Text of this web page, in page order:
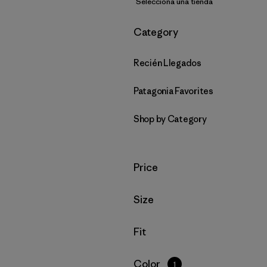
Filtrar por
Category
Recién Llegados
Patagonia Favorites
Shop by Category
Filtrar por
Price
Filtrar por
Size
Filtrar por
Fit
Filtrar por
Color 1